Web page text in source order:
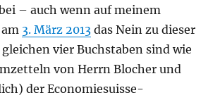
– auch wenn auf meinem
3. März 2013 das Nein zu dieser
vier Buchstaben sind wie
von Herrn Blocher und
der Economiesuisse-